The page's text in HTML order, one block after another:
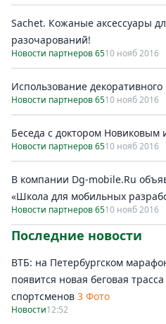
Sachet. Кожаные аксессуары
разочарований!
Новости партнеров 6510 нояб 2016
Использование
Новости партнеров 6510 нояб 2016
Беседа с доктором Новиковым
Новости партнеров 6510 нояб 2016
В компании Dg-mobile.Ru
«Школа для мобильных
Новости партнеров 6510 нояб 2016
Последние новости
ВТБ: на Петербургском
появится новая беговая
спортсменов 3 Фото
Новости12:52